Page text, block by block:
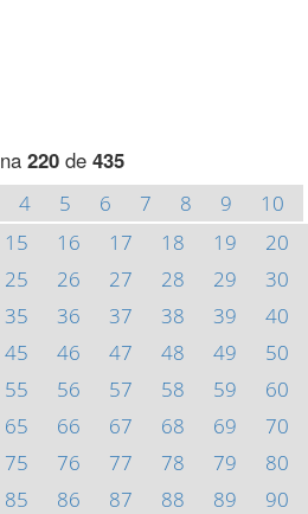
220de 435
4 5 6 7 8 9
10
15 16 17 18 19
20
25 26 27 28 29
30
35 36 37 38 39
40
45 46 47 48 49
50
55 56 57 58 59
60
65 66 67 68 69
70
75 76 77 78 79
80
85 86 87 88 89
90